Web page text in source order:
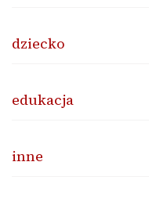
dziecko
edukacja
inne